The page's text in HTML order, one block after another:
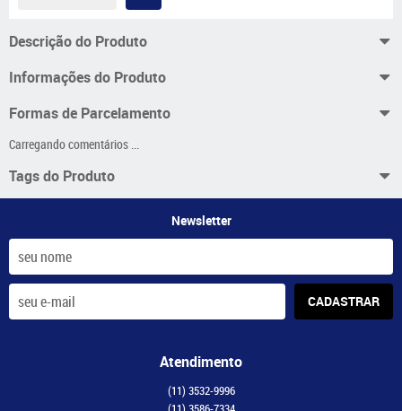
Descrição do Produto
Informações do Produto
Formas de Parcelamento
Carregando comentários ...
Tags do Produto
Newsletter
CADASTRAR
Atendimento
(11) 3532-9996